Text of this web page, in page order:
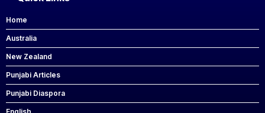
Home
Australia
New Zealand
Punjabi Articles
Punjabi Diaspora